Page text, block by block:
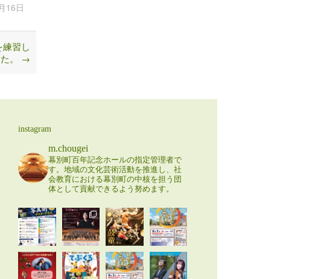
16日
習し
。 →
instagram
m.chougei
幕別町百年記念ホールの指定管理者で
す。地域の文化芸術活動を推進し、社
会教育における幕別町の中核を担う団
体として貢献できるよう努めます。